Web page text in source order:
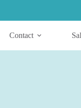
Contact